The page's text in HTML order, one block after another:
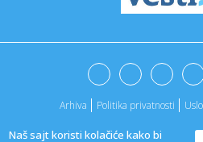
Naš sajt koristi kolačiće kako bi
Novi podaci o ulozi
Katarg...
17:09:Blokaderi u Višnjičkoj
Arhiva Politika privatnosti